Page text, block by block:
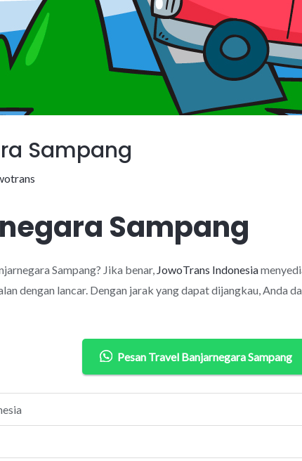
Sampang
Sampang
Sampang? Jika benar, JowoTrans Indonesia
dengan lancar. Dengan jarak yang dapat dijangkau, Anda
Pesan Travel Banjarnegara Sampang